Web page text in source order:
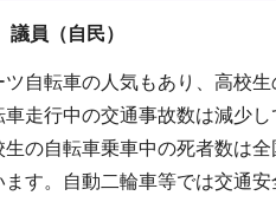
員（自民）
ツ自転車の人気もあり、高校
車走行中の交通事故数は減少
の自転車乗車中の死者数は全
ます。自動二輪車等では交通